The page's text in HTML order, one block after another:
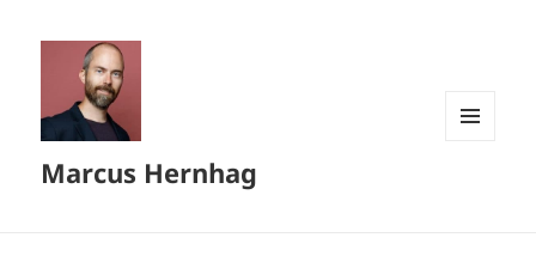
Marcus Hernhag